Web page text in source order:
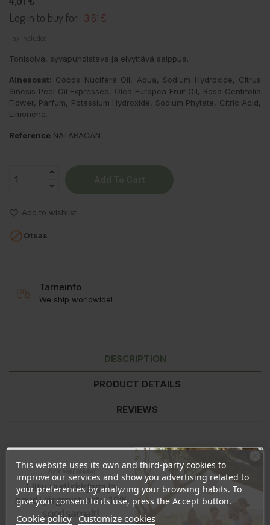
Log in to buy for : 3.81 €
Tax included
Tonisoiva, syväpuhdistava ja elvyttävä saippua.
Ainesosat: Cocos Nucifera Oil, Aqua, Sodium Hydroxide, Citrus
Sinesis Peel Oil Expressed, Olea Europea Fruit Oil, Rosa Centifolia
Flower, Parfum, Potassium Hydroxide, Sodium Phytate, Citric Acid,
Limonene.
Reference NATARACAN
Add to wishlist
Otsas
Tarneinfo
We ship worldwide!
DESCRIPTION
PRODUCT DETAILS
REVIEWS
Laboratorio Naturalen saippuat valmistetaan vanhan perinteen
mukaisesti. Ainesosat sekoitetaan matalalla lämpötilalla, jotta
niiden laatu ja ominaisuudet säilyisivät hyvinä. Valmis saippuat
kaadetaan puumuotteihin, jonka ansiosta lämpö poistuu
pikkuhiljaa. Saippua jähmettyy 72 tuntia, jonka jälkeen se leikataan
käsin eripainoisiin paloihin. Saippuat kuivuvat luonnollisesti ja
lopuksi ne pakataan. Näin muodostuu luonnollinen glyseriini, joka
This website uses its own and third-party cookies to
improve our services and show you advertising related to
your preferences by analyzing your browsing habits. To
give your consent to its use, press the Accept button.
Cookie policy Customize cookies
Ära veel lahku!
Liitu uudiskirjaga ja
naudi järgmist ostu 10%
soodsamalt!